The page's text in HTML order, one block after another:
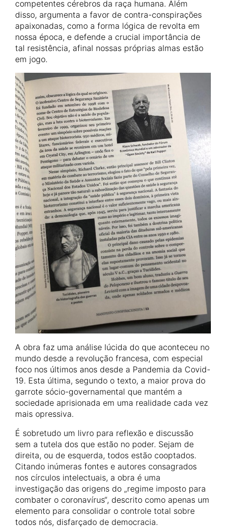
competentes cérebros da raça humana. Além
disso, argumenta a favor de contra-conspirações
apaixonadas, como a forma lógica de revolta em
nossa época, e defende a crucial importância de
tal resistência, afinal nossas próprias almas estão
em jogo.
A obra faz uma análise lúcida do que aconteceu no
mundo desde a revolução francesa, com especial
foco nos últimos anos desde a Pandemia da Covid-
19. Esta última, segundo o texto, a maior prova do
garrote sócio-governamental que mantém a
sociedade aprisionada em uma realidade cada vez
mais opressiva.
É sobretudo um livro para reflexão e discussão
sem a tutela dos que estão no poder. Sejam de
direita, ou de esquerda, todos estão cooptados.
Citando inúmeras fontes e autores consagrados
nos círculos intelectuais, a obra é uma
investigação das origens do „regime imposto para
combater o coronavírus“, descrito como apenas um
elemento para consolidar o controle total sobre
todos nós, disfarçado de democracia.